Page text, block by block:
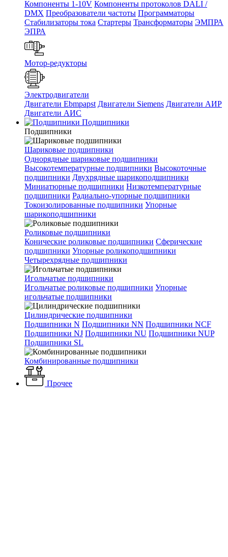
Компоненты 1-10V Компоненты протоколов DALI /
DMX Преобразователи частоты Программаторы
Стабилизаторы тока Стартеры Трансформаторы ЭМПРА
ЭПРА
Мотор-редукторы
Электродвигатели
Двигатели Ebmpapst Двигатели Siemens Двигатели АИР
Двигатели АИС
Подшипники
Подшипники
Шариковые подшипники
Однорядные шариковые подшипники
Высокотемпературные подшипники Высокоточные
подшипники Двухрядные шарикоподшипники
Миниатюрные подшипники Низкотемпературные
подшипники Радиально-упорные подшипники
Токоизолированные подшипники Упорные
шарикоподшипники
Роликовые подшипники
Конические роликовые подшипники Сферические
подшипники Упорные роликоподшипники
Четырехрядные подшипники
Игольчатые подшипники
Игольчатые роликовые подшипники Упорные
игольчатые подшипники
Цилиндрические подшипники
Подшипники N Подшипники NN Подшипники NCF
Подшипники NJ Подшипники NU Подшипники NUP
Подшипники SL
Комбинированные подшипники
Прочее